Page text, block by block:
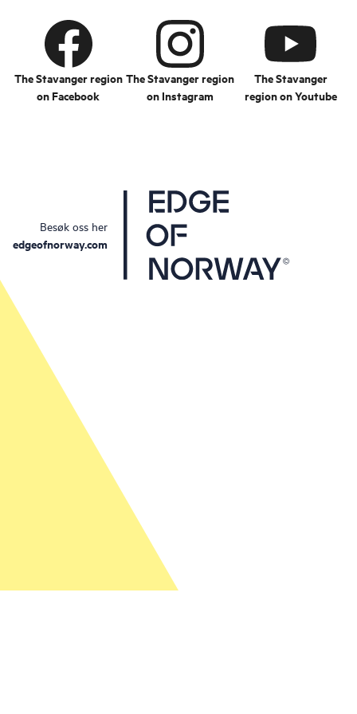
The Stavanger region
on Facebook
The Stavanger region
on Instagram
The Stavanger
region on Youtube
Besøk oss her
edgeofnorway.com